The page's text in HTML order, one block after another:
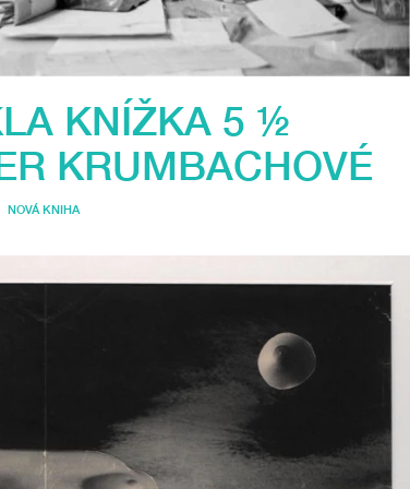
KNÍŽKA 5 ½
KRUMBACHOVÉ
NOVÁ KNIHA